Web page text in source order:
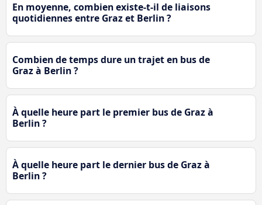
En moyenne, combien existe-t-il de liaisons
quotidiennes entre Graz et Berlin ?
Combien de temps dure un trajet en bus de
Graz à Berlin ?
À quelle heure part le premier bus de Graz à
Berlin ?
À quelle heure part le dernier bus de Graz à
Berlin ?